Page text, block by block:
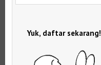
Yuk, daftar sekarang!